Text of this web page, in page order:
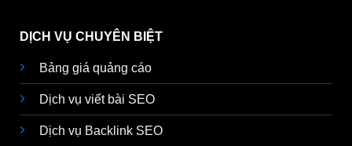
DỊCH VỤ CHUYÊN BIỆT
Bảng giá quảng cáo
Dịch vụ viết bài SEO
Dịch vụ Backlink SEO